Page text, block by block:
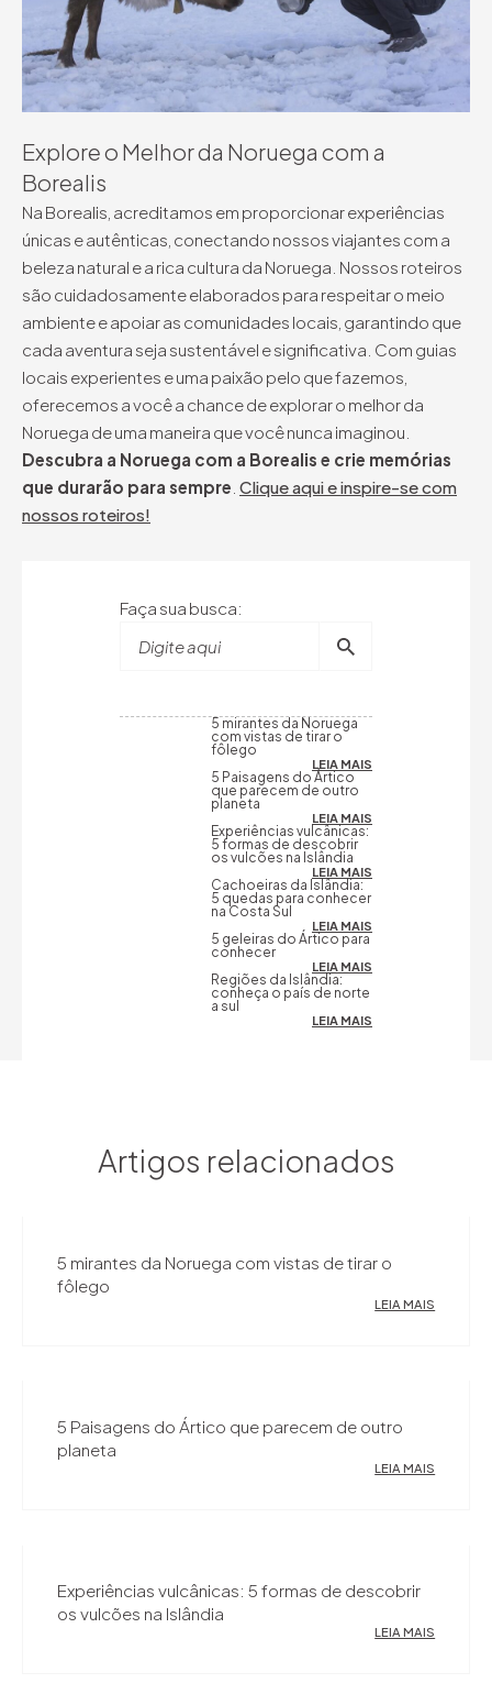
Explore o Melhor da Noruega com a
Borealis
Na Borealis, acreditamos em proporcionar experiências
únicas e autênticas, conectando nossos viajantes com a
beleza natural e a rica cultura da Noruega. Nossos roteiros
são cuidadosamente elaborados para respeitar o meio
ambiente e apoiar as comunidades locais, garantindo que
cada aventura seja sustentável e significativa. Com guias
locais experientes e uma paixão pelo que fazemos,
oferecemos a você a chance de explorar o melhor da
Noruega de uma maneira que você nunca imaginou.
Descubra a Noruega com a Borealis e crie memórias
que durarão para sempre Clique aqui e inspire-se com
nossos roteiros!
Faça sua busca:
5 mirantes da Noruega
com vistas de tirar o
fôlego
LEIA MAIS
5 Paisagens do Ártico
que parecem de outro
planeta
LEIA MAIS
Experiências vulcânicas:
5 formas de descobrir
os vulcões na Islândia
LEIA MAIS
Cachoeiras da Islândia:
5 quedas para conhecer
na Costa Sul
LEIA MAIS
5 geleiras do Ártico para
conhecer
LEIA MAIS
Regiões da Islândia:
conheça o país de norte
a sul
LEIA MAIS
Artigos relacionados
5 mirantes da Noruega com vistas de tirar o
fôlego
LEIA MAIS
5 Paisagens do Ártico que parecem de outro
planeta
LEIA MAIS
Experiências vulcânicas: 5 formas de descobrir
os vulcões na Islândia
LEIA MAIS